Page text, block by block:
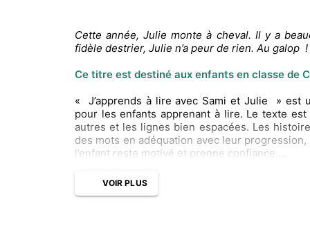
Cette année, Julie monte à cheval. Il y a
fidèle destrier, Julie n’a peur de rien. Au galop !
Ce titre est destiné aux enfants en classe de
« J’apprends à lire avec Sami et Julie » est
pour les enfants apprenant à lire. Le texte
autres et les lignes bien espacées. Les
des mots en adéquation avec leur
l’enfant reste motivé et prenne confiance.
premières lectures, la présentation des
pour donner du sens à ce que l’enfant a lu
VOIR PLUS